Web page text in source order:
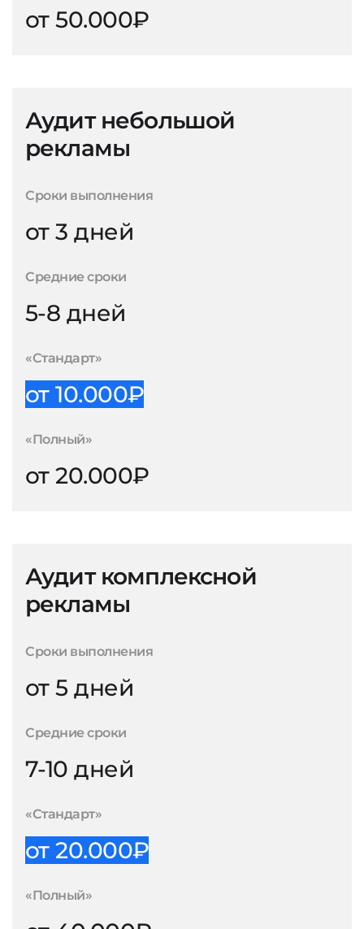
от 50.000₽
Аудит небольшой
рекламы
Сроки выполнения
от 3 дней
Средние сроки
5-8 дней
«Стандарт»
от 10.000₽
«Полный»
от 20.000₽
Аудит комплексной
рекламы
Сроки выполнения
от 5 дней
Средние сроки
7-10 дней
«Стандарт»
от 20.000₽
«Полный»